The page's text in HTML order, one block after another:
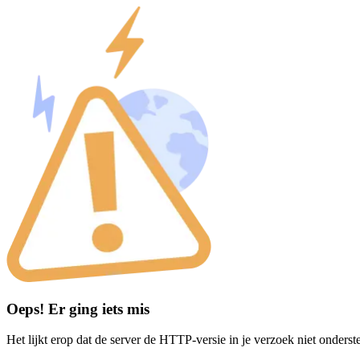
Oeps! Er ging iets mis
Het lijkt erop dat de server de HTTP-versie in je verzoek niet